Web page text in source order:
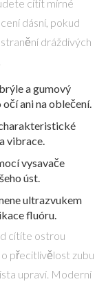
cítit mírné
dásní, pokud
dráždivých
a gumový
ani na oblečení.
vibrace.
vysavače
úst.
ultrazvukem
fluóru.
cítíte ostrou
přecitlivělost zubu
upraví. Moderní